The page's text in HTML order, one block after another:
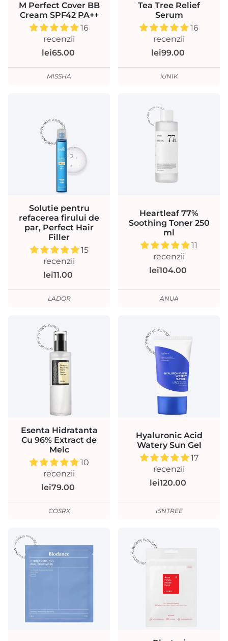
M Perfect Cover BB
Cream SPF42 PA++
16
recenzii
lei65.00
MISSHA
Tea Tree Relief
Serum
16
recenzii
lei99.00
iUNIK
Solutie pentru
refacerea firului de
par, Perfect Hair
Filler
15
recenzii
lei11.00
LADOR
Heartleaf 77%
Soothing Toner 250
ml
11
recenzii
lei104.00
ANUA
Esenta Hidratanta
Cu 96% Extract de
Melc
10
recenzii
lei79.00
COSRX
Hyaluronic Acid
Watery Sun Gel
17
recenzii
lei120.00
ISNTREE